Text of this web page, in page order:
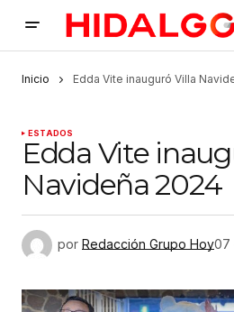
Inicio Edda Vite inauguró Villa
ESTADOS
Edda Vite
Navideña 2024
por Redacción Grupo Hoy07